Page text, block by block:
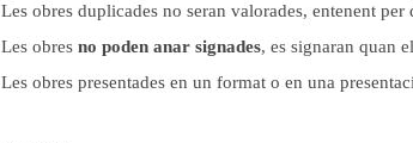
Les obres duplicades no seran valorades, entenent
Les obres no poden anar signades, es signaran quan
Les obres presentades en un format o en una